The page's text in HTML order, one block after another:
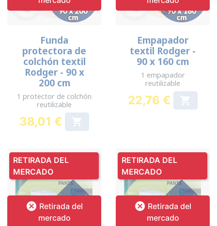
Funda
protectora de
colchón textil
Rodger - 90 x
200 cm
1 protector de colchón
reutilizable
Precio
38,01 € 
Empapador
textil Rodger -
90 x 160 cm
1 empapador
reutilizable
Precio
22,76 € 
 Retirada del
mercado
RETIRADA DEL
MERCADO
 Retirada del
mercado
RETIRADA DEL
MERCADO